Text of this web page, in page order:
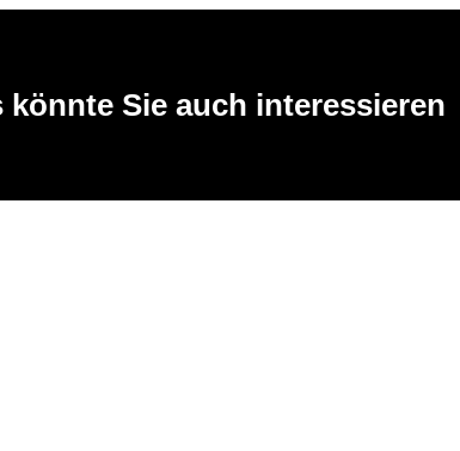
könnte Sie auch interessieren